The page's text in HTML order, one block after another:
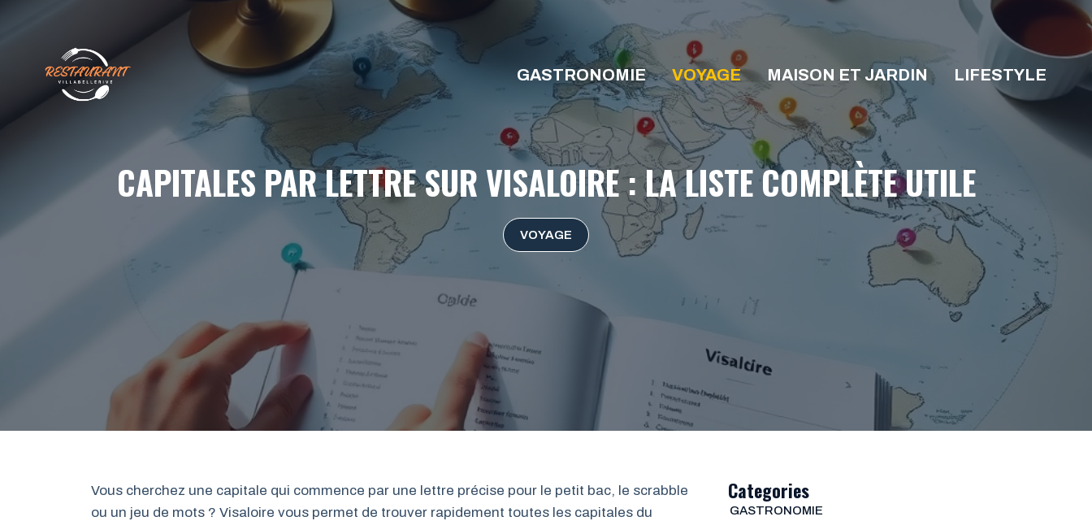
GASTRONOMIE VOYAGE MAISON ET JARDIN LIFESTYLE
CAPITALES PAR LETTRE SUR VISALOIRE : LA LISTE COMPLÈTE UTILE
VOYAGE
Vous cherchez une capitale qui commence par une lettre précise pour le petit bac, le scrabble
ou un jeu de mots ? Visaloire vous permet de trouver rapidement toutes les capitales du
Categories
GASTRONOMIE